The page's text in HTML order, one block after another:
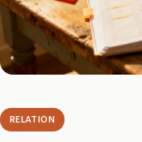
RELATION